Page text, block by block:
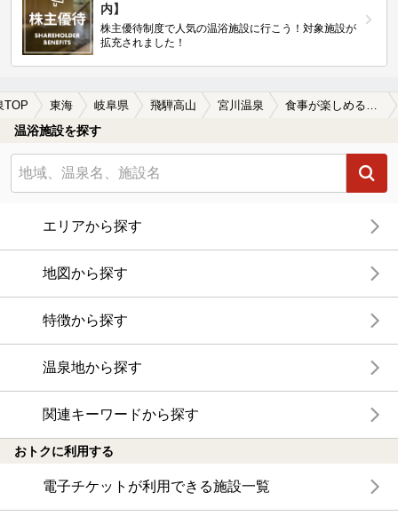
内】
株主優待制度で人気の温浴施設に行こう！対象施設が
拡充されました！
TOP 東海 岐阜県 飛騨高山 宮川温泉 食事が楽しめる宮川温泉の温泉、日帰り温泉、スーパー銭湯おすすめ
温浴施設を探す
エリアから探す
地図から探す
特徴から探す
温泉地から探す
関連キーワードから探す
おトクに利用する
電子チケットが利用できる施設一覧